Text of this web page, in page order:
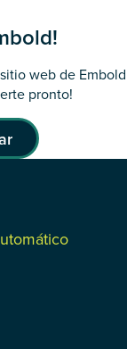
web de Embold
pronto!